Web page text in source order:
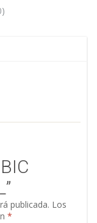
publicada. Los
*